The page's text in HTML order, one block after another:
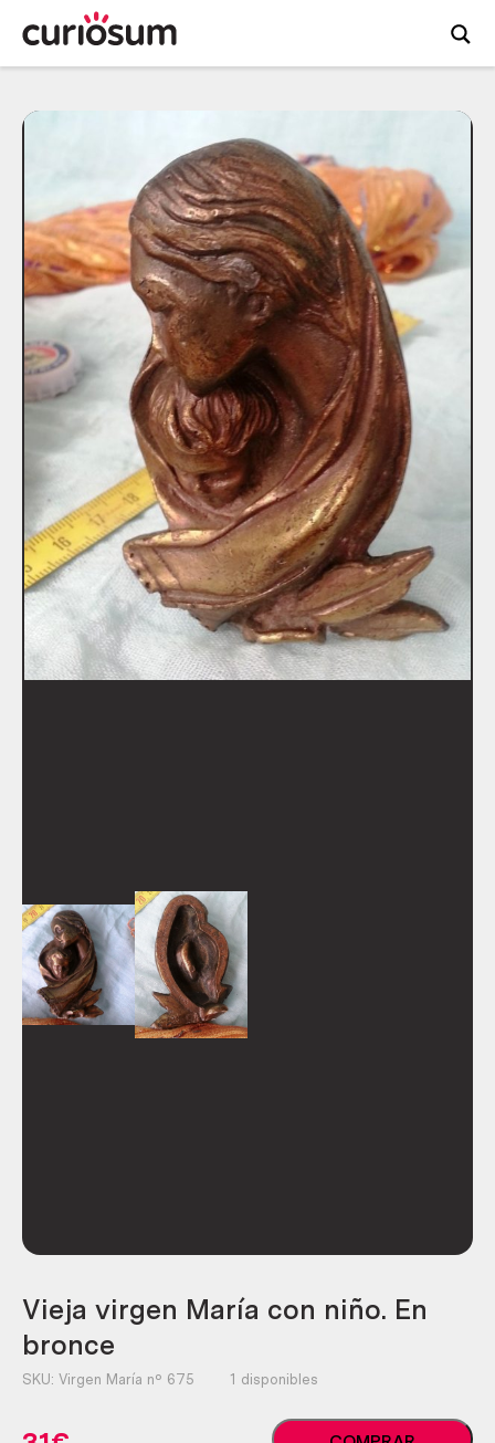
Vieja virgen María con niño. En
bronce
SKU: Virgen María nº 675 1 disponibles
Vieja